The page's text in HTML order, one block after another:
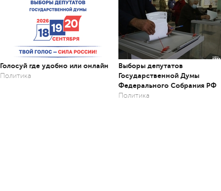
Голосуй где удобно или онлайн
Политика
Выборы депутатов
Государственной Думы
Федерального Собрания РФ
Политика